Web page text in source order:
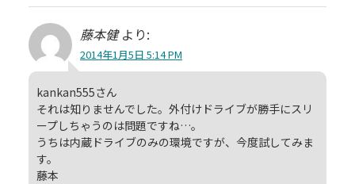
藤本健 より:
2014年1月5日 5:14 PM
kankan555さん
それは知りませんでした。外付けドライブが勝手にスリ
ープしちゃうのは問題ですね…。
うちは内蔵ドライブのみの環境ですが、今度試してみま
す。
藤本